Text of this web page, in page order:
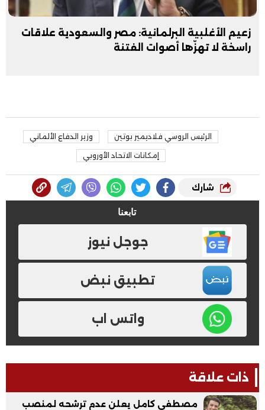
زعيم الأغلبية البرلمانية: مصر والسعودية علاقات
راسخة لا تهزّها أصوات الفتنة
الرئيس الروسي فلاديمير بوتين وزير الدفاع الألماني
إمكانات الاتحاد الأوروبي
شارك
تابعنا
جوجل نيوز
تطبيق نبض
واتس اب
ذات علاقة
مصطفى كامل يعلن عدم ترشحه لمنصب